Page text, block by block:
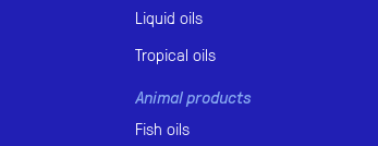
Liquid oils
Tropical oils
Animal products
Fish oils